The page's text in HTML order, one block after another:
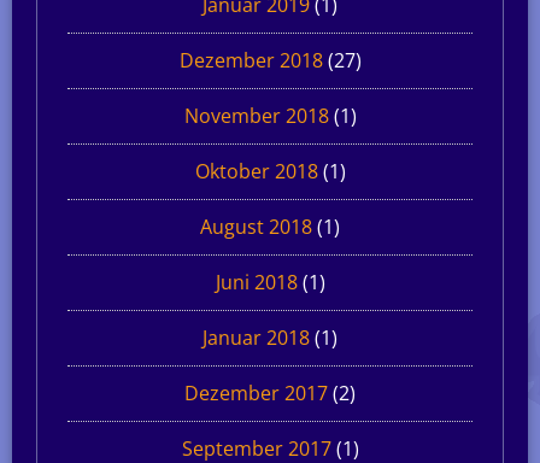
Dezember 2018(27)
November 2018(1)
Oktober 2018(1)
August 2018(1)
Juni 2018(1)
Januar 2018(1)
Dezember 2017(2)
September 2017(1)